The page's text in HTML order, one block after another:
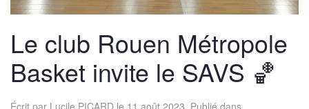
Le club Rouen Métropole
Basket invite le SAVS 🏀
Écrit par Lucile PICARD le 11 août 2023. Publié dans